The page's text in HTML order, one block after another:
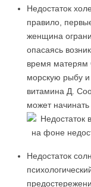
Недостаток
правило,
женщина
опасаясь
время матерям
морскую рыбу
витамина Д.
может
Недостаток